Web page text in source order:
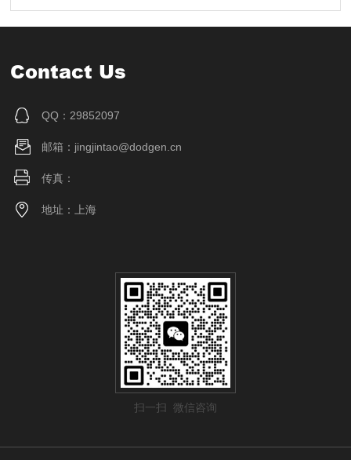
Contact Us
QQ：29852097
邮箱：jingjintao@dodgen.cn
传真：
地址：上海
扫一扫 微信咨询